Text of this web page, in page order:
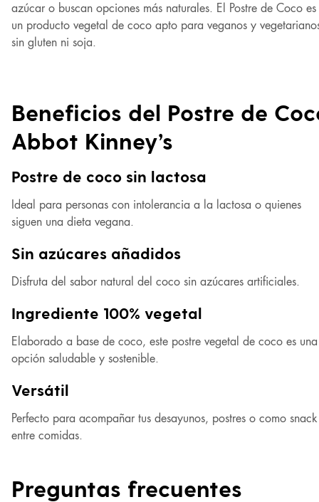
azúcar o buscan opciones más naturales. El Postre de Coco es
un producto vegetal de coco apto para veganos y
sin gluten ni soja.
Beneficios del Postre de
Abbot Kinney’s
Postre de coco sin lactosa
Ideal para personas con intolerancia a la lactosa o quienes
siguen una dieta vegana.
Sin azúcares añadidos
Disfruta del sabor natural del coco sin azúcares artificiales.
Ingrediente 100% vegetal
Elaborado a base de coco, este postre vegetal de coco es una
opción saludable y sostenible.
Versátil
Perfecto para acompañar tus desayunos, postres o como snack
entre comidas.
Preguntas frecuentes